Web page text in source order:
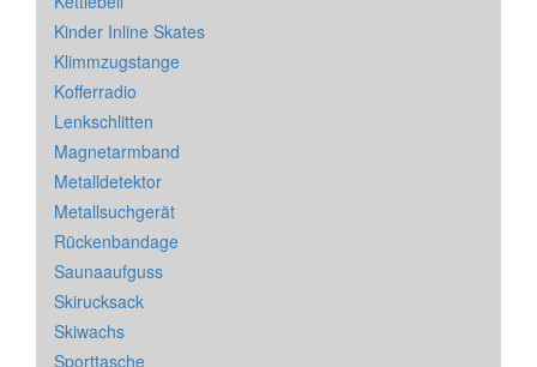
Kinder Inline Skates
Klimmzugstange
Kofferradio
Lenkschlitten
Magnetarmband
Metalldetektor
Metallsuchgerät
Rückenbandage
Saunaaufguss
Skirucksack
Skiwachs
Sporttasche